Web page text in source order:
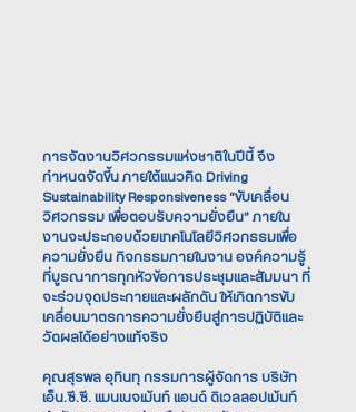
การจัดงานวิศวกรรมแห่งชาติในปีนี้ จึง
กำหนดจัดขึ้น ภายใต้แนวคิด Driving
Sustainability Responsiveness “ขับเคลื่อน
วิศวกรรม เพื่อตอบรับความยั่งยืน” ภายใน
งานจะประกอบด้วยเทคโนโลยีวิศวกรรมเพื่อ
ความยั่งยืน กิจกรรมภายในงาน องค์ความรู้
ที่บูรณาการทุกหัวข้อการประชุมและสัมมนา ที่
จะร่วมจุดประกายและผลักดัน ให้เกิดการขับ
เคลื่อนมาตรการความยั่งยืนสู่การปฏิบัติและ
วัดผลได้อย่างแท้จริง
คุณสุรพล อุทินทุ กรรมการผู้จัดการ บริษัท
เอ็น.ซี.ซี. แมนเนจเม้นท์ แอนด์ ดิเวลลอปเม้นท์